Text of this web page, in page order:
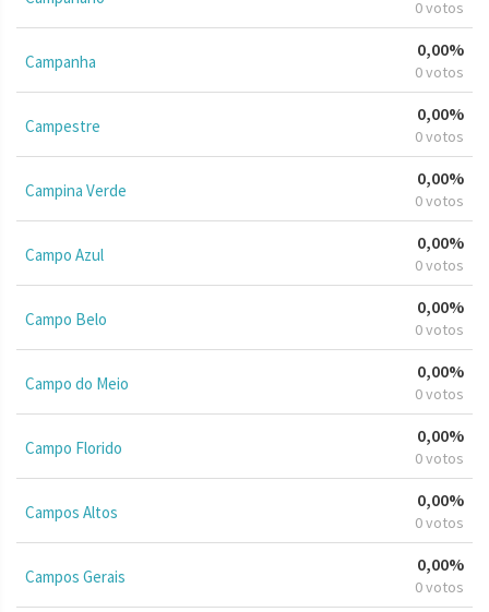
0 votos
Campanha
0,00%
0 votos
Campestre
0,00%
0 votos
Campina Verde
0,00%
0 votos
Campo Azul
0,00%
0 votos
Campo Belo
0,00%
0 votos
Campo do Meio
0,00%
0 votos
Campo Florido
0,00%
0 votos
Campos Altos
0,00%
0 votos
Campos Gerais
0,00%
0 votos